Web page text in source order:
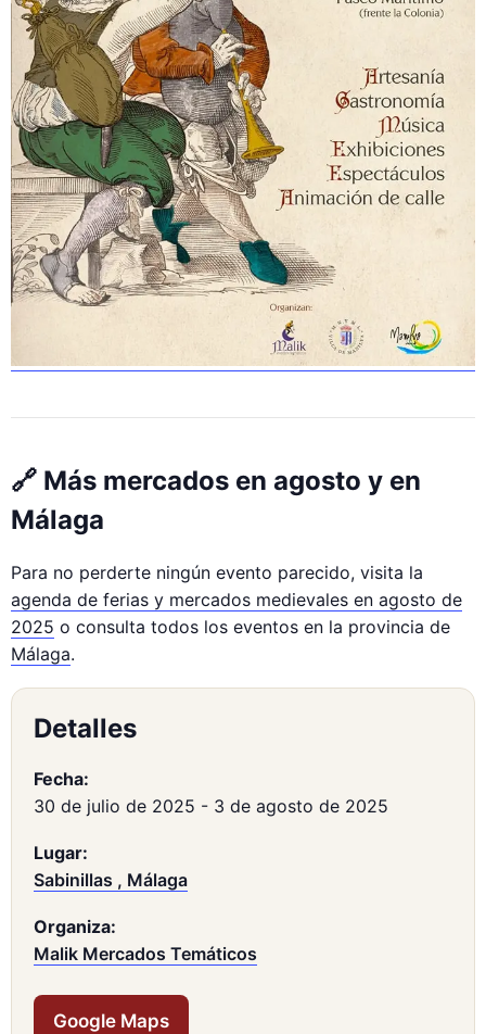
🔗 Más mercados en agosto y en
Málaga
Para no perderte ningún evento parecido, visita la
agenda de ferias y mercados medievales en agosto de
2025 o consulta todos los eventos en la provincia de
Málaga.
Detalles
Fecha:
30 de julio de 2025 - 3 de agosto de 2025
Lugar:
Sabinillas , Málaga
Organiza:
Malik Mercados Temáticos
Google Maps